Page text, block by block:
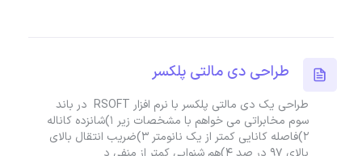
طراحی دی مالتی پلکسر
طراحی یک دی مالتی پلکسر با نرم افزار RSOFT در باند
سوم مخابراتی می خواهم با مشخصات زیر 1)شانزده کاناله
2)فاصله کانایی کمتر از یک نانومتر 3)ضریب انتقال بالای